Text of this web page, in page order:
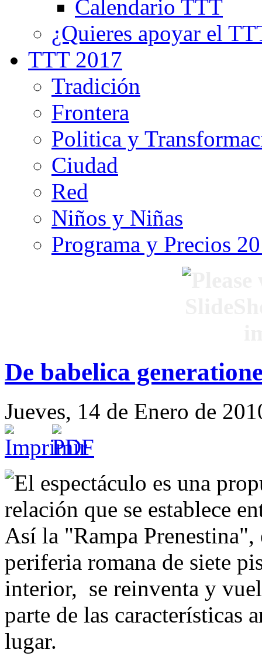
Calendario TTT
¿Quieres apoyar el
TTT 2017
Tradición
Frontera
Politica y
Ciudad
Red
Niños y Niñas
Programa y Precios
De babelica
Jueves, 14 de Enero de
El espectáculo es una
relación que se establece
Así la "Rampa
periferia romana de siete
interior, se reinventa y
parte de las características
lugar.